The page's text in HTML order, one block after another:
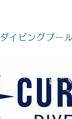
ダイビングプー